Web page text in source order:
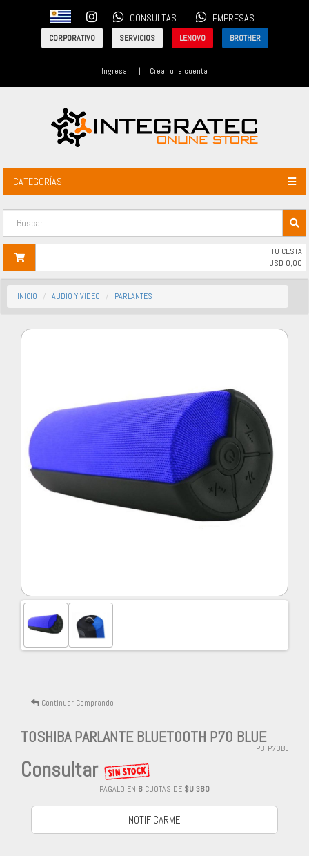
CONSULTAS EMPRESAS
CORPORATIVO SERVICIOS LENOVO BROTHER
Ingresar | Crear una cuenta
CATEGORÍAS
TU CESTA
USD 0,00
INICIO AUDIO Y VIDEO PARLANTES
Continuar Comprando
TOSHIBA PARLANTE BLUETOOTH P70 BLUE
PBTP70BL
Consultar
PAGALO EN 6 CUOTAS DE $U 360
NOTIFICARME